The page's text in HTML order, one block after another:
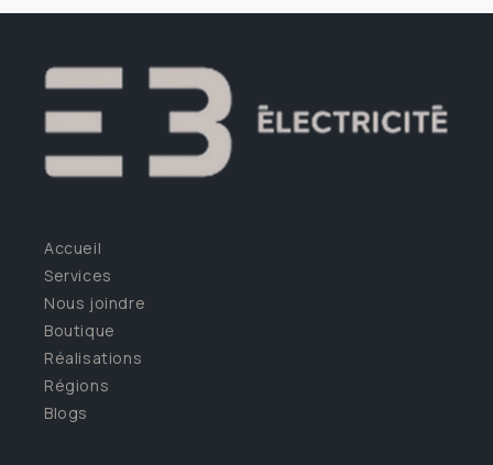
Accueil
Services
Nous joindre
Boutique
Réalisations
Régions
Blogs